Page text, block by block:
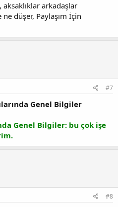
arkadaşlar
düşer, Paylaşım İçin
#7
Genel Bilgiler
Genel Bilgiler: bu çok işe
#8